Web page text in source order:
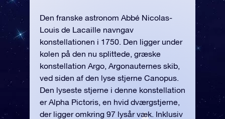
Den franske astronom Abbé Nicolas-
Louis de Lacaille navngav
konstellationen i 1750. Den ligger under
kølen på den nu splittede, græske
konstellation Argo, Argonauternes skib,
ved siden af den lyse stjerne Canopus.
Den lyseste stjerne i denne konstellation
er Alpha Pictoris, en hvid dværgstjerne,
der ligger omkring 97 lysår væk. Inklusiv